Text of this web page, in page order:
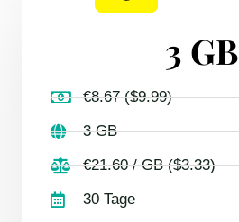
3 GB
€8.67 ($9.99)
3 GB
€21.60 / GB ($3.33)
30 Tage